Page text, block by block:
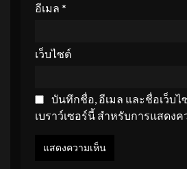
อีเมล *
เว็บไซต์
บันทึกชื่อ, อีเมล และชื่อเว็บ
เบราว์เซอร์นี้ สำหรับการแสดง